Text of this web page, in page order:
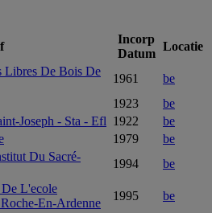
Incorp
Datum
Locatie
Libres De Bois De
1961
be
1923
be
Joseph - Sta - Efl 1922
be
1979
be
Du Sacré-
1994
be
L'ecole
En-Ardenne
1995
be